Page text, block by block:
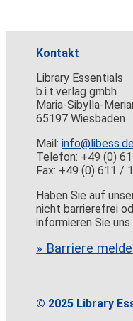
Kontakt
Library Essentials
b.i.t.verlag gmbh
Maria-Sibylla-
65197 Wiesbaden
Mail:
Telefon: +49 (0)
Fax: +49 (0) 611 /
Haben Sie auf
nicht barrierefrei
informieren Sie
» Barriere
© 2025 Library